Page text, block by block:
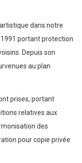
dans notre
1991 portant protection
Depuis son
au plan
prises, portant
relatives aux
des
pour copie privée